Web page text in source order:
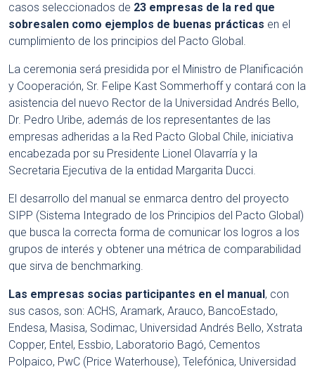
casos seleccionados de 23 empresas de la red que
sobresalen como ejemplos de buenas prácticas en el
cumplimiento de los principios del Pacto Global.
La ceremonia será presidida por el Ministro de Planificación
y Cooperación, Sr. Felipe Kast Sommerhoff y contará con la
asistencia del nuevo Rector de la Universidad Andrés Bello,
Dr. Pedro Uribe, además de los representantes de las
empresas adheridas a la Red Pacto Global Chile, iniciativa
encabezada por su Presidente Lionel Olavarría y la
Secretaria Ejecutiva de la entidad Margarita Ducci.
El desarrollo del manual se enmarca dentro del proyecto
SIPP (Sistema Integrado de los Principios del Pacto Global)
que busca la correcta forma de comunicar los logros a los
grupos de interés y obtener una métrica de comparabilidad
que sirva de benchmarking.
Las empresas socias participantes en el manual, con
sus casos, son: ACHS, Aramark, Arauco, BancoEstado,
Endesa, Masisa, Sodimac, Universidad Andrés Bello, Xstrata
Copper, Entel, Essbio, Laboratorio Bagó, Cementos
Polpaico, PwC (Price Waterhouse), Telefónica, Universidad